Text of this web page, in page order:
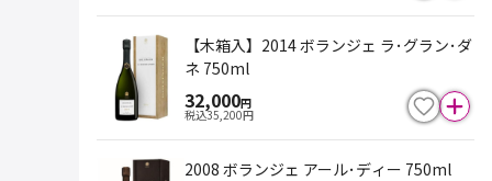
【木箱入】2014 ボランジェ ラ･グラン･ダ
ネ 750ml
32,000円
税込35,200円
2008 ボランジェ アール･ディー 750ml